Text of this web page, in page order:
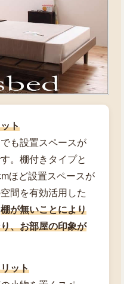
ト
も設置スペースが
。棚付きタイプと
ほど設置スペースが
間を有効活用した
棚が無いことにより
、お部屋の印象が
ット